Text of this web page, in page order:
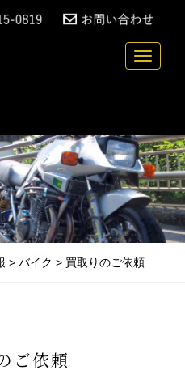
Toggle
・無料引取を行っている「
> バイク > 買取りのご依頼
ご依頼